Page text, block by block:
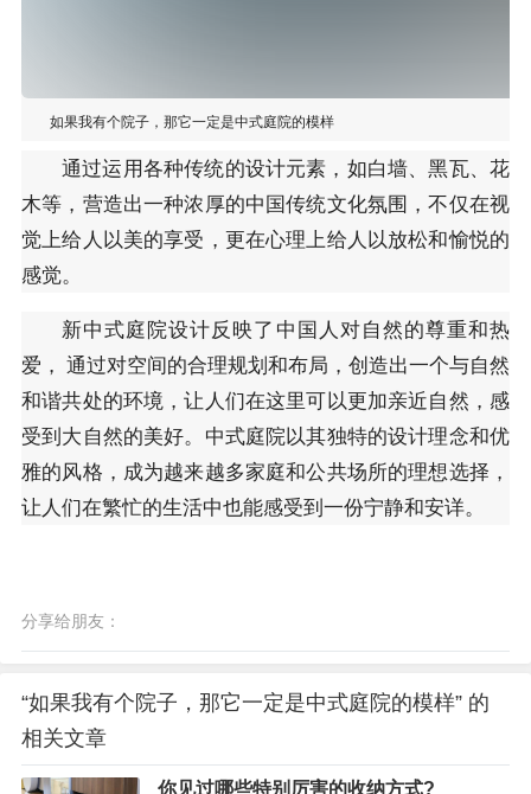
如果我有个院子，那它一定是中式庭院的模样
通过运用各种传统的设计元素，如白墙、黑瓦、花
木等，营造出一种浓厚的中国传统文化氛围，不仅在视
觉上给人以美的享受，更在心理上给人以放松和愉悦的
感觉。
新中式庭院设计反映了中国人对自然的尊重和热
爱， 通过对空间的合理规划和布局，创造出一个与自然
和谐共处的环境，让人们在这里可以更加亲近自然，感
受到大自然的美好。中式庭院以其独特的设计理念和优
雅的风格，成为越来越多家庭和公共场所的理想选择，
让人们在繁忙的生活中也能感受到一份宁静和安详。
分享给朋友：
“如果我有个院子，那它一定是中式庭院的模样” 的
相关文章
你见过哪些特别厉害的收纳方式?